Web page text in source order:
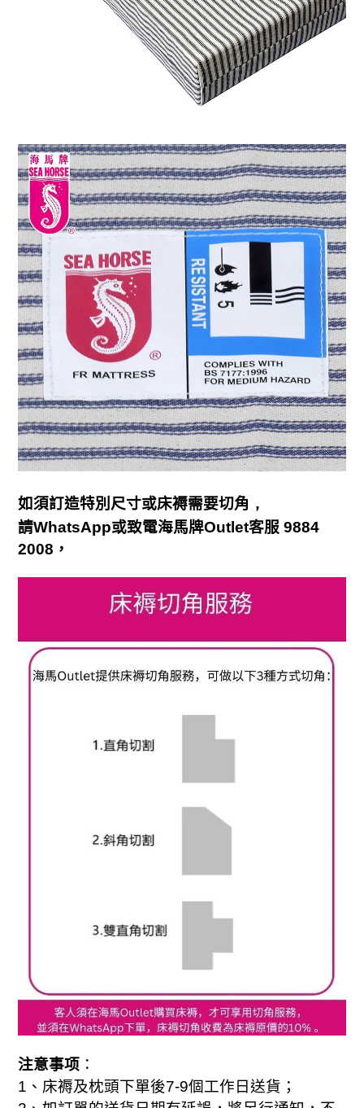
如須訂造特別尺寸或床褥需要切角 ，
請WhatsApp或致電海馬牌Outlet客服 9884
2008 ，
注意事项 ：
1 、床褥及枕頭下單後7-9個工作日送貨；